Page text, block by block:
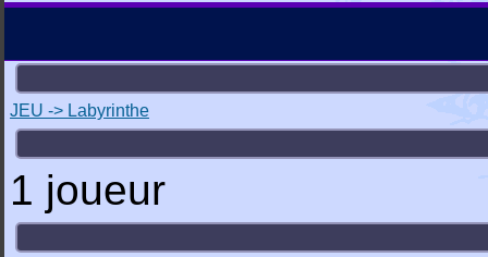
JEU -> Labyrinthe
1 joueur